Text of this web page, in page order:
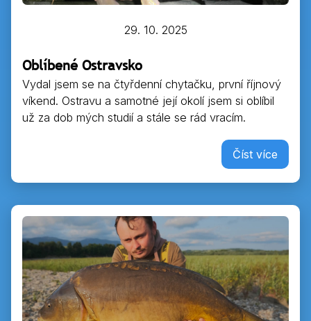
29. 10. 2025
Oblíbené Ostravsko
Vydal jsem se na čtyřdenní chytačku, první říjnový
víkend. Ostravu a samotné její okolí jsem si oblíbil
už za dob mých studií a stále se rád vracím.
Číst více